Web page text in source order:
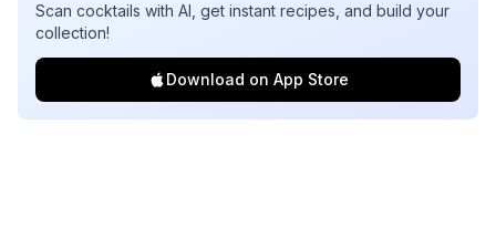
Scan cocktails with AI, get instant recipes, and build your
collection!
Download on App Store